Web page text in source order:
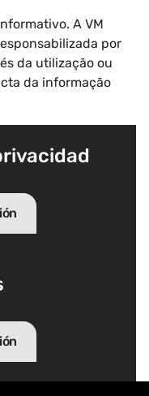
A VM
por
da utilização ou
da informação